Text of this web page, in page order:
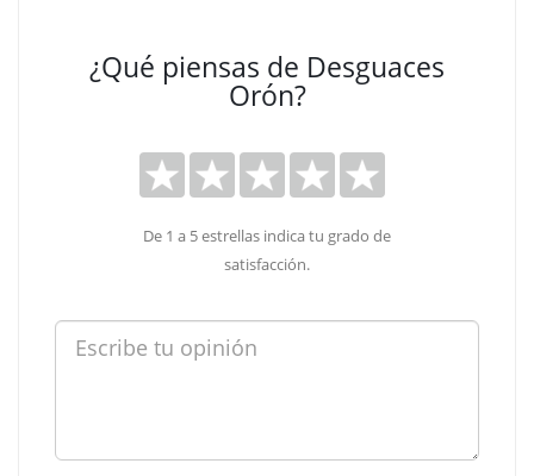
¿Qué piensas de Desguaces
Orón?
De 1 a 5 estrellas indica tu grado de
satisfacción.